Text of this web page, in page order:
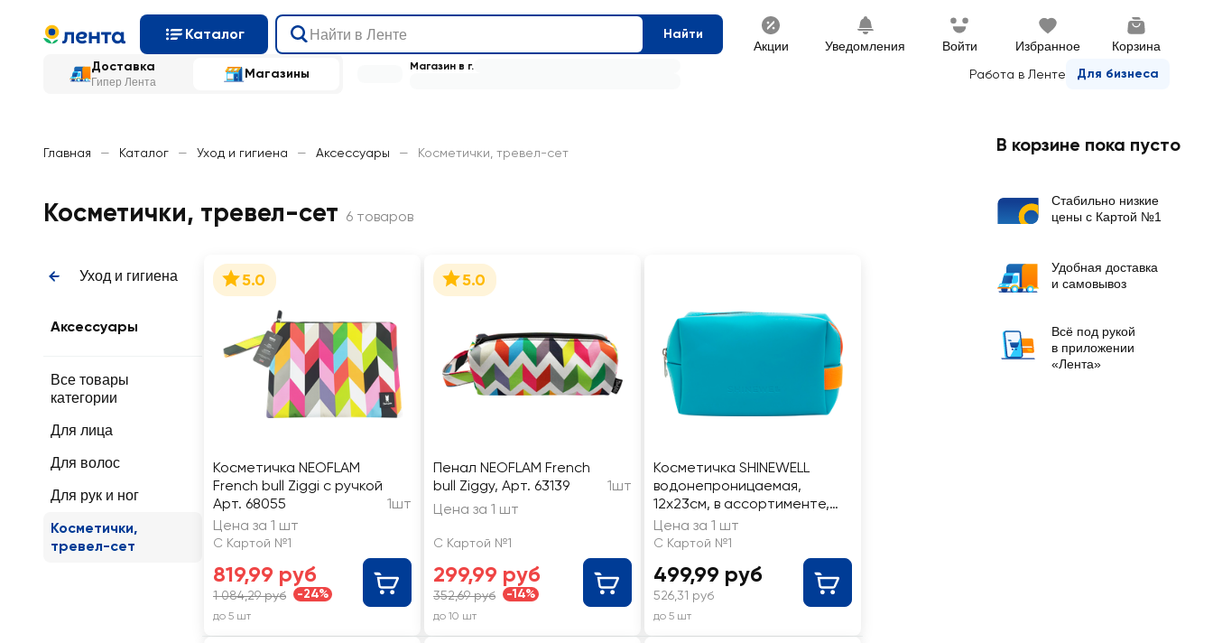
Каталог Найти
Акции Уведомления Войти Избранное Корзина
Доставка
Гипер Лента
Магазины Работа в Ленте Для бизнеса
Магазин в г.
Главная — Каталог — Уход и гигиена — Аксессуары — Косметички, тревел-сет
Косметички, тревел-сет 6 товаров
Уход и гигиена
Аксессуары
Все товары
категории
Для лица
Для волос
Для рук и ног
Косметички,
тревел-сет
5.0
Косметичка NEOFLAM
French bull Ziggi с ручкой
Арт. 68055
1шт
Цена за 1 шт
С Картой №1
819,99 руб
1 084,29 руб -24%
до 5 шт
5.0
Пенал NEOFLAM French
bull Ziggy, Арт. 63139
1шт
Цена за 1 шт
С Картой №1
299,99 руб
352,69 руб -14%
до 10 шт
Косметичка SHINEWELL
водонепроницаемая,
12х23см, в ассортименте,
Арт. LE 03
Цена за 1 шт
С Картой №1
499,99 руб
526,31 руб
до 5 шт
В корзине пока пусто
Стабильно низкие
цены с Картой №1
Удобная доставка
и самовывоз
Всё под рукой
в приложении
«Лента»